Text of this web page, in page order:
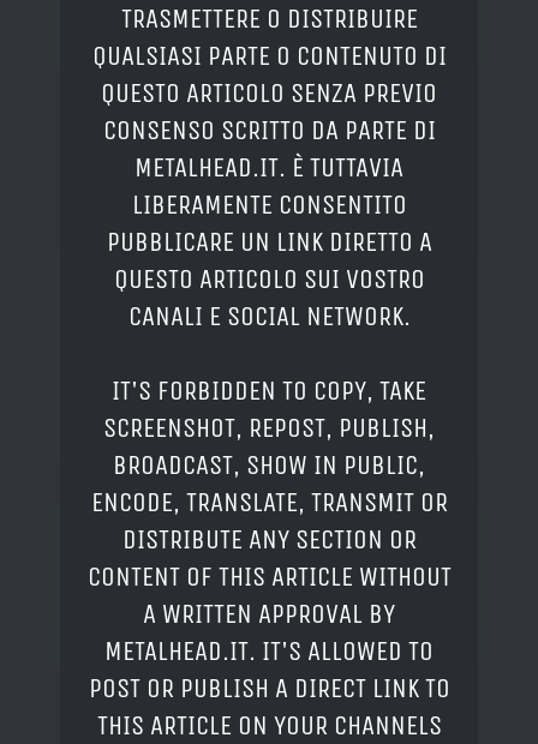
TRASMETTERE O DISTRIBUIRE
QUALSIASI PARTE O CONTENUTO DI
QUESTO ARTICOLO SENZA PREVIO
CONSENSO SCRITTO DA PARTE DI
METALHEAD.IT. È TUTTAVIA
LIBERAMENTE CONSENTITO
PUBBLICARE UN LINK DIRETTO A
QUESTO ARTICOLO SUI VOSTRO
CANALI E SOCIAL NETWORK.
IT'S FORBIDDEN TO COPY, TAKE
SCREENSHOT, REPOST, PUBLISH,
BROADCAST, SHOW IN PUBLIC,
ENCODE, TRANSLATE, TRANSMIT OR
DISTRIBUTE ANY SECTION OR
CONTENT OF THIS ARTICLE WITHOUT
A WRITTEN APPROVAL BY
METALHEAD.IT. IT'S ALLOWED TO
POST OR PUBLISH A DIRECT LINK TO
THIS ARTICLE ON YOUR CHANNELS